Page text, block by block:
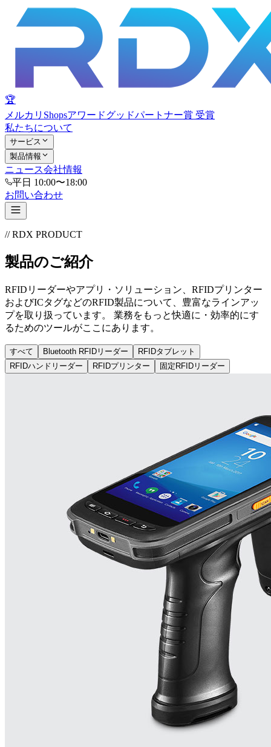
🏆
メルカリShopsアワードグッドパートナー賞 受賞
私たちについて
サービス
製品情報
ニュース会社情報
平日 10:00〜18:00
お問い合わせ
// RDX PRODUCT
製品のご紹介
RFIDリーダーやアプリ・ソリューション、RFIDプリンター
およびICタグなどのRFID製品について、豊富なラインアッ
プを取り扱っています。 業務をもっと快適に・効率的にす
るためのツールがここにあります。
すべて Bluetooth RFIDリーダー
RFIDタブレット
RFIDハンドリーダー
RFIDプリンター 固定RFIDリーダー